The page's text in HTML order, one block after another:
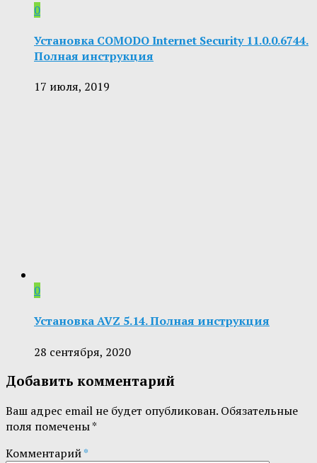
0
Установка COMODO Internet Security 11.0.0.6744.
Полная инструкция
17 июля, 2019
0
Установка AVZ 5.14. Полная инструкция
28 сентября, 2020
Добавить комментарий
Ваш адрес email не будет опубликован. Обязательные
поля помечены*
Комментарий*